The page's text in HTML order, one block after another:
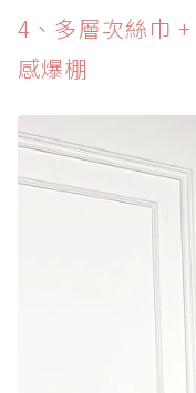
4、多層次絲巾
感爆棚